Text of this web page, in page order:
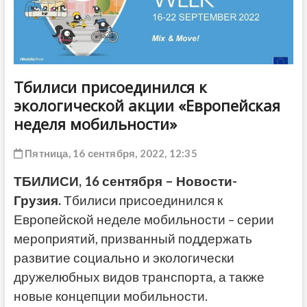
Тбилиси присоединился к
экологической акции «Европейская
неделя мобильности»
Пятница, 16 сентября, 2022, 12:35
ТБИЛИСИ, 16 сентября – Новости-
Грузия.Тбилиси присоединился к
Европейской неделе мобильности – серии
мероприятий, призванный поддержать
развитие социально и экологически
дружелюбных видов транспорта, а также
новые концепции мобильности.